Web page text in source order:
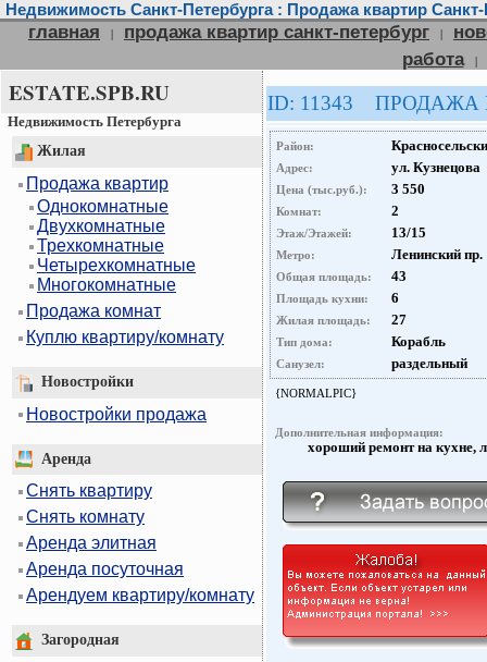
Недвижимость Санкт-Петербурга : Продажа квартир Санкт-
главная | продажа квартир санкт-петербург |
работа
|
ESTATE.SPB.RU
Недвижимость Петербурга
Жилая
Продажа квартир
Однокомнатные
Двухкомнатные
Трехкомнатные
Четырехкомнатные
Многокомнатные
Продажа комнат
Куплю квартиру/комнату
Новостройки
Новостройки продажа
Аренда
Снять квартиру
Снять комнату
Аренда элитная
Аренда посуточная
Арендуем квартиру/комнату
Загородная
ID: 11343
Район:
Адрес: ул. Кузнецова
Цена (тыс.руб.): 3 550
Комнат: 2
Этаж/Этажей: 13/15
Метро: Ленинский пр.
Общая площадь: 43
Площадь кухни: 6
Жилая площадь: 27
Тип дома: Корабль
Санузел: раздельный
{NORMALPIC}
Дополнительная информация:
хороший ремонт на кухне,